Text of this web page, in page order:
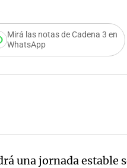
Mirá las notas de Cadena 3 en
WhatsApp
una jornada estable